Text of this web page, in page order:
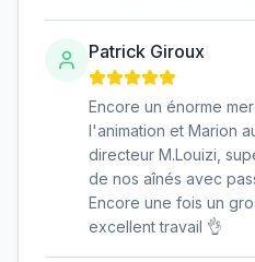
Patrick Giroux
Encore un énorme
l'animation et Marion
directeur M.Louizi,
de nos aînés avec
Encore une fois un
excellent travail 👌